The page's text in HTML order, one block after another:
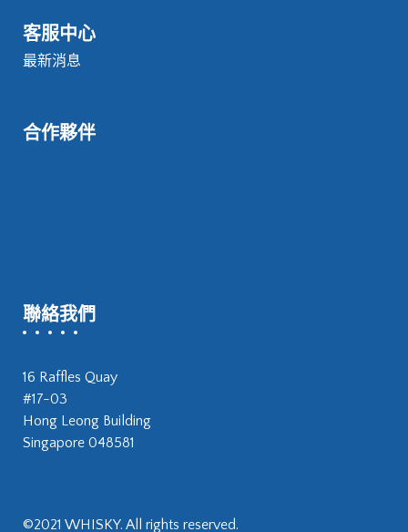
客服中心
最新消息
合作夥伴
聯絡我們
16 Raffles Quay
#17-03
Hong Leong Building
Singapore 048581
©2021 WHISKY. All rights reserved.